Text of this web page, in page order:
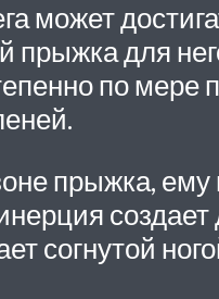
может
прыжка для
по
прыжка,
согнутой